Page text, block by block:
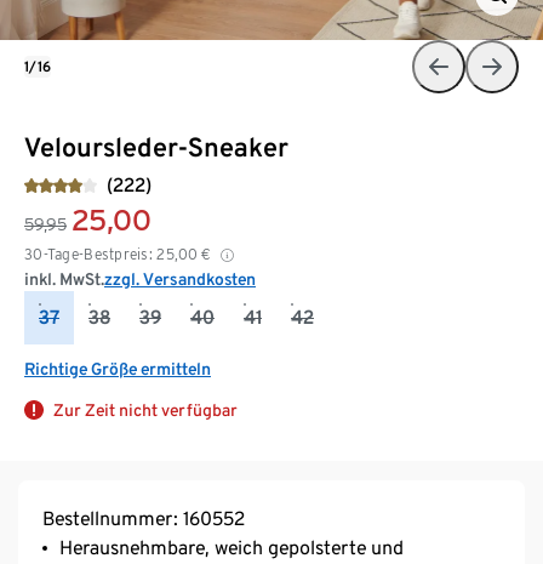
Veloursleder-Sneaker
(222)
59,95 25,00
30-Tage-Bestpreis: 25,00 €
inkl. MwSt.zzgl. Versandkosten
37 38 39 40 41 42
Richtige Größe ermitteln
Zur Zeit nicht verfügbar
1/16
Bestellnummer: 160552
Herausnehmbare, weich gepolsterte und